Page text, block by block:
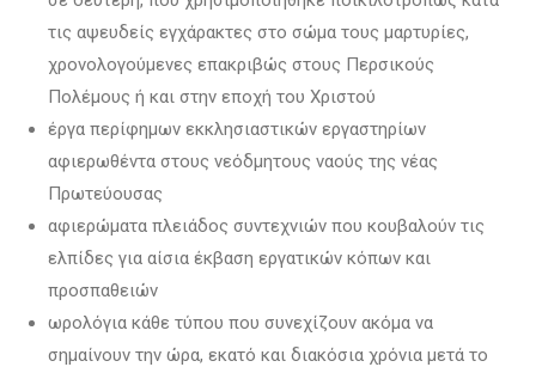
τις αψευδείς εγχάρακτες στο σώμα τους μαρτυρίες,
χρονολογούμενες επακριβώς στους Περσικούς
Πολέμους ή και στην εποχή του Χριστού
έργα περίφημων εκκλησιαστικών εργαστηρίων
αφιερωθέντα στους νεόδμητους ναούς της νέας
Πρωτεύουσας
αφιερώματα πλειάδος συντεχνιών που κουβαλούν τις
ελπίδες για αίσια έκβαση εργατικών κόπων και
προσπαθειών
ωρολόγια κάθε τύπου που συνεχίζουν ακόμα να
σημαίνουν την ώρα, εκατό και διακόσια χρόνια μετά το